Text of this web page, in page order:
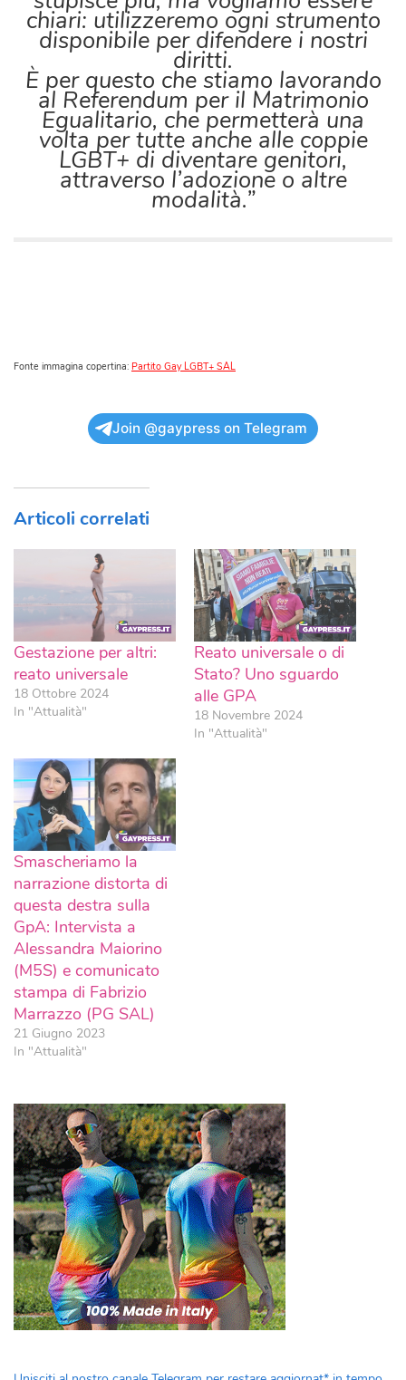
chiari: utilizzeremo ogni strumento
disponibile per difendere i nostri
diritti.
È per questo che stiamo lavorando
al Referendum per il Matrimonio
Egualitario, che permetterà una
volta per tutte anche alle coppie
LGBT+ di diventare genitori,
attraverso l’adozione o altre
modalità.”
Fonte immagina copertina: Partito Gay LGBT+ SAL
Join @gaypress on Telegram
Articoli correlati
Gestazione per altri:
reato universale
18 Ottobre 2024
In "Attualità"
Reato universale o di
Stato? Uno sguardo
alle GPA
18 Novembre 2024
In "Attualità"
Smascheriamo la
narrazione distorta di
questa destra sulla
GpA: Intervista a
Alessandra Maiorino
(M5S) e comunicato
stampa di Fabrizio
Marrazzo (PG SAL)
21 Giugno 2023
In "Attualità"